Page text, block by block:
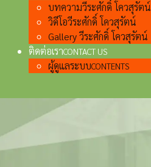
บทความวีระศักดิ์ โควสุรัตน์
วิดีโอวีระศักดิ์ โควสุรัตน์
Gallery วีระศักดิ์ โควสุรัตน์
ติดต่อเราCONTACT US
ผู้ดูแลระบบCONTENTS